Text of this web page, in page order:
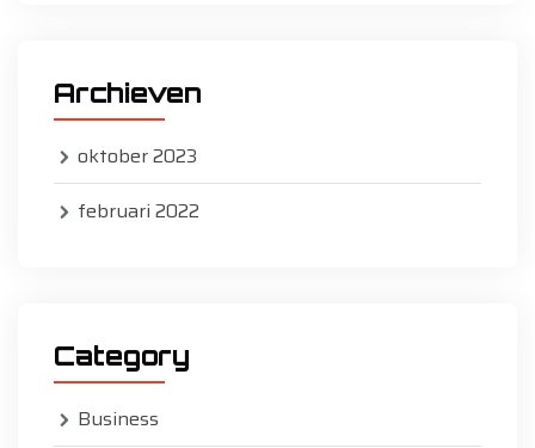
Archieven
oktober 2023
februari 2022
Category
Business